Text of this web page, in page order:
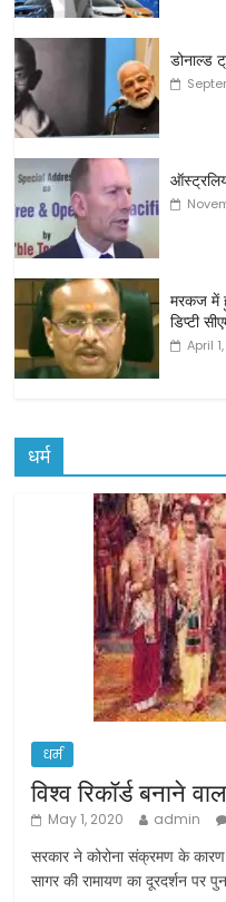
डोनाल्ड
मरकज में
डिप्टी
April
धर्म
धर्म
विश्व रिकॉर्ड बनाने
May 1, 2020 admin
सरकार ने कोरोना संक्रमण के कारण
सागर की रामायण का दूरदर्शन पर